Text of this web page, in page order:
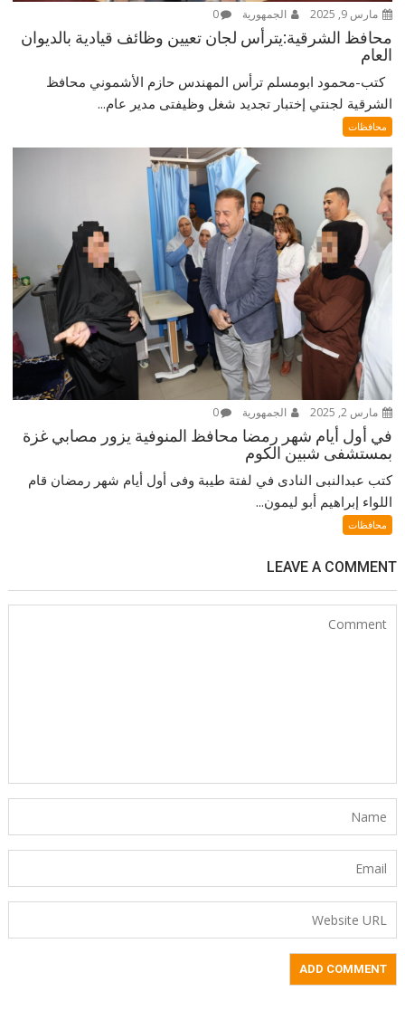
مارس 9, 2025 الجمهورية 0
محافظ الشرقية:يترأس لجان تعيين وظائف قيادية بالديوان
العام
كتب-محمود ابومسلم ترأس المهندس حازم الأشموني محافظ
الشرقية لجنتي إختبار تجديد شغل وظيفتى مدير عام...
محافظات
مارس 2, 2025 الجمهورية 0
في أول أيام شهر رمضا محافظ المنوفية يزور مصابي غزة
بمستشفى شبين الكوم
كتب عبدالنبى النادى في لفتة طيبة وفى أول أيام شهر رمضان قام
اللواء إبراهيم أبو ليمون...
محافظات
LEAVE A COMMENT